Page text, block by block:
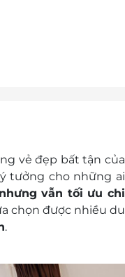
gồm các dịch vụ
vẻ đẹp bất tận của
tưởng cho những ai
vẫn tối ưu chi
chọn được nhiều du
.